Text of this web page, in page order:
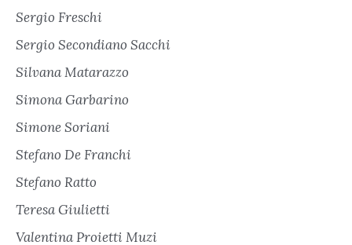
Sergio Freschi
Sergio Secondiano Sacchi
Silvana Matarazzo
Simona Garbarino
Simone Soriani
Stefano De Franchi
Stefano Ratto
Teresa Giulietti
Valentina Proietti Muzi